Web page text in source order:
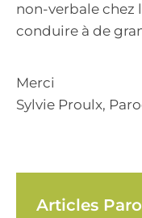
non-verbale chez
conduire à de
Merci
Sylvie Proulx,
Articles